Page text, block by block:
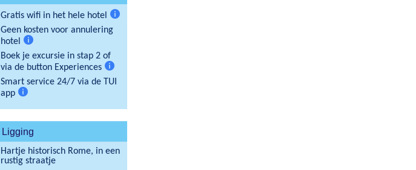
Gratis wifi in het hele hotel
Geen kosten voor annulering
hotel
Meer
informatie
Boek je excursie in stap 2 of
via de button Experiences
Meer
Smart service 24/7 via de TUI
app
Ligging
Hartje historisch Rome, in een
rustig straatje